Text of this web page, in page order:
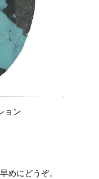
ョン
めにどうぞ。